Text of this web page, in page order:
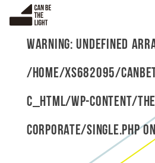
Warning: Undefined
/home/xs682095/
c_html/wp-content/
corporate/single.php